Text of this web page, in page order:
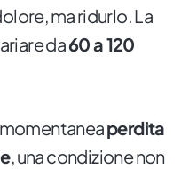
ma ridurlo. La
da60 a 120
perdita
, una condizione non